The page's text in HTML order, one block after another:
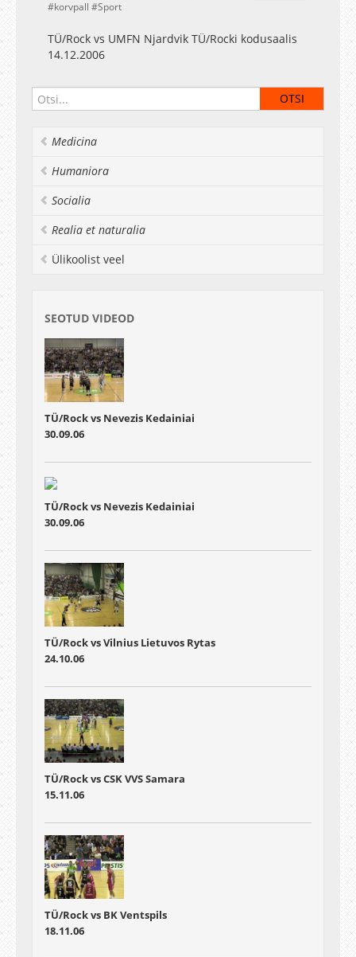
korvpall
Sport
TÜ/Rock vs UMFN Njardvik TÜ/Rocki kodusaalis
14.12.2006
Medicina
Humaniora
Socialia
Realia et naturalia
Ülikoolist veel
SEOTUD VIDEOD
TÜ/Rock vs Nevezis Kedainiai
30.09.06
TÜ/Rock vs Nevezis Kedainiai
30.09.06
TÜ/Rock vs Vilnius Lietuvos Rytas
24.10.06
TÜ/Rock vs CSK VVS Samara
15.11.06
TÜ/Rock vs BK Ventspils
18.11.06